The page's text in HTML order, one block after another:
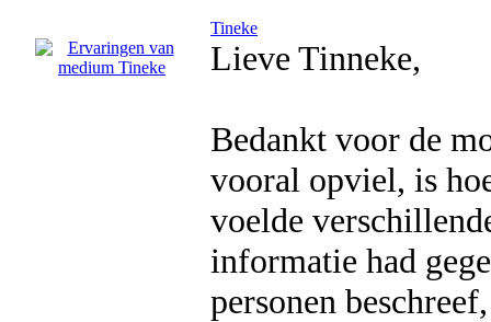
Tineke
Lieve Tinneke,
Bedankt voor de
vooral opviel, is
voelde
informatie had
personen